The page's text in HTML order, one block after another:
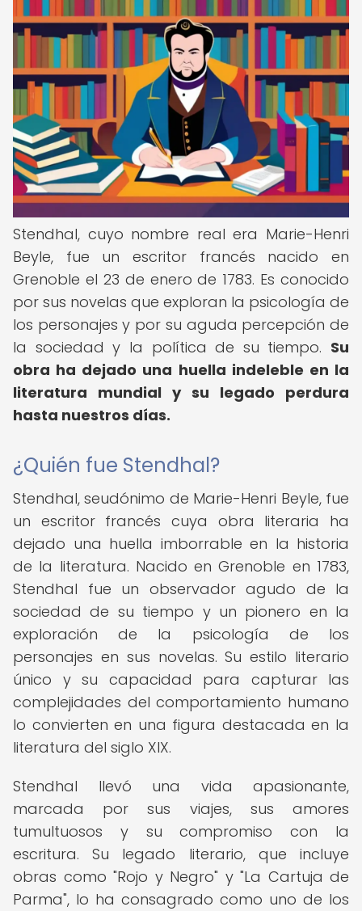
Stendhal, cuyo nombre real era Marie-Henri
Beyle, fue un escritor francés nacido en
Grenoble el 23 de enero de 1783. Es conocido
por sus novelas que exploran la psicología de
los personajes y por su aguda percepción de
la sociedad y la política de su tiempo. Su
obra ha dejado una huella indeleble en la
literatura mundial y su legado perdura
hasta nuestros días.
¿Quién fue Stendhal?
Stendhal, seudónimo de Marie-Henri Beyle, fue
un escritor francés cuya obra literaria ha
dejado una huella imborrable en la historia
de la literatura. Nacido en Grenoble en 1783,
Stendhal fue un observador agudo de la
sociedad de su tiempo y un pionero en la
exploración de la psicología de los
personajes en sus novelas. Su estilo literario
único y su capacidad para capturar las
complejidades del comportamiento humano
lo convierten en una figura destacada en la
literatura del siglo XIX.
Stendhal llevó una vida apasionante,
marcada por sus viajes, sus amores
tumultuosos y su compromiso con la
escritura. Su legado literario, que incluye
obras como "Rojo y Negro" y "La Cartuja de
Parma", lo ha consagrado como uno de los